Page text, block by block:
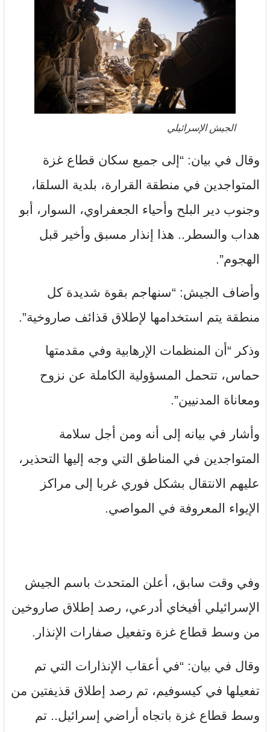
الجيش الإسرائيلي
وقال في بيان: “إلى جميع سكان قطاع غزة
المتواجدين في منطقة القرارة، بلدية السلقا،
وجنوب دير البلح وأحياء الجعفراوي، السوار، أبو
هداب والسطر.. هذا إنذار مسبق وأخير قبل
الهجوم”.
وأضاف الجيش: “سنهاجم بقوة شديدة كل
منطقة يتم استخدامها لإطلاق قذائف صاروخية”.
وذكر “أن المنظمات الإرهابية وفي مقدمتها
حماس، تتحمل المسؤولية الكاملة عن نزوح
ومعاناة المدنيين”.
وأشار في بيانه إلى أنه ومن أجل سلامة
المتواجدين في المناطق التي وجه إليها التحذير،
عليهم الانتقال بشكل فوري غربا إلى مراكز
الإيواء المعروفة في المواصي.
وفي وقت سابق، أعلن المتحدث باسم الجيش
الإسرائيلي أفيخاي أدرعي، رصد إطلاق صاروخين
من وسط قطاع غزة وتفعيل صفارات الإنذار.
وقال في بيان: “في أعقاب الإنذارات التي تم
تفعيلها في كيسوفيم، تم رصد إطلاق قذيفتين من
وسط قطاع غزة باتجاه أراضي إسرائيل.. تم